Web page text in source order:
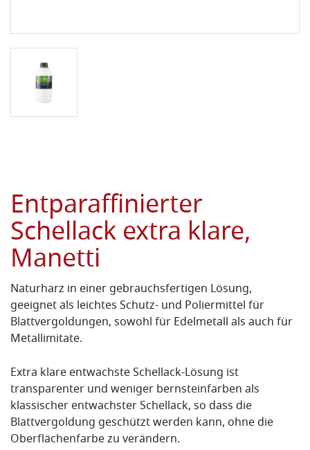
Entparaffinierter
Schellack extra klare,
Manetti
Naturharz in einer gebrauchsfertigen Lösung,
geeignet als leichtes Schutz- und Poliermittel für
Blattvergoldungen, sowohl für Edelmetall als auch für
Metallimitate.
Extra klare entwachste Schellack-Lösung ist
transparenter und weniger bernsteinfarben als
klassischer entwachster Schellack, so dass die
Blattvergoldung geschützt werden kann, ohne die
Oberflächenfarbe zu verändern.